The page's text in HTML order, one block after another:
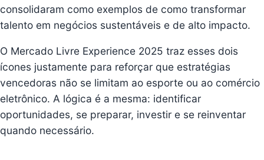
consolidaram como exemplos de como transformar
talento em negócios sustentáveis e de alto impacto.
O Mercado Livre Experience 2025 traz esses dois
ícones justamente para reforçar que estratégias
vencedoras não se limitam ao esporte ou ao comércio
eletrônico. A lógica é a mesma: identificar
oportunidades, se preparar, investir e se reinventar
quando necessário.